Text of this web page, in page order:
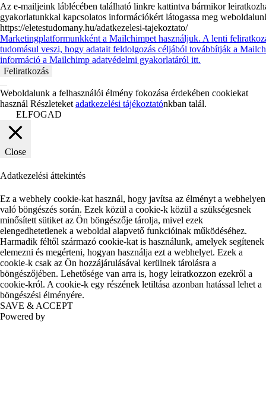
Az e-mailjeink láblécében található linkre kattintva bármikor
gyakorlatunkkal kapcsolatos információkért látogassa meg
https://eletestudomany.hu/adatkezelesi-tajekoztato/
Marketingplatformunkként a Mailchimpet használjuk. A lenti
tudomásul veszi, hogy adatait feldolgozás céljából továbbítják a
információ a Mailchimp adatvédelmi gyakorlatáról itt.
Weboldalunk a felhasználói élmény fokozása érdekében cookiekat
használ Részleteket adatkezelési tájékoztatónkban talál.
ELFOGAD
Close
Adatkezelési áttekintés
Ez a webhely cookie-kat használ, hogy javítsa az élményt a webhelyen
való böngészés során. Ezek közül a cookie-k közül a szükségesnek
minősített sütiket az Ön böngészője tárolja, mivel ezek
elengedhetetlenek a weboldal alapvető funkcióinak működéséhez.
Harmadik féltől származó cookie-kat is használunk, amelyek segítenek
elemezni és megérteni, hogyan használja ezt a webhelyet. Ezek a
cookie-k csak az Ön hozzájárulásával kerülnek tárolásra a
böngészőjében. Lehetősége van arra is, hogy leiratkozzon ezekről a
cookie-król. A cookie-k egy részének letiltása azonban hatással lehet a
böngészési élményére.
SAVE & ACCEPT
Powered by